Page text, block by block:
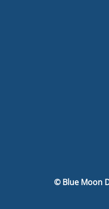
© Blue Moon